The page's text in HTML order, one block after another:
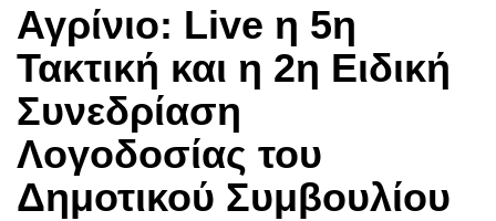
Αγρίνιο: Live η 5η
Τακτική και η 2η Ειδική
Συνεδρίαση
Λογοδοσίας του
Δημοτικού Συμβουλίου